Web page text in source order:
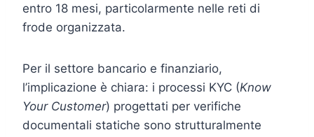
entro 18 mesi, particolarmente nelle reti di
frode organizzata.
Per il settore bancario e finanziario,
l’implicazione è chiara: i processi KYC (Know
Your Customer) progettati per verifiche
documentali statiche sono strutturalmente